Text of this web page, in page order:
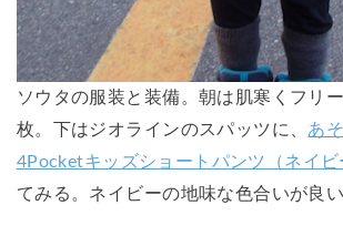
ソウタの服装と装備。朝は肌寒くフリ
枚。下はジオラインのスパッツに、 あ
4Pocketキッズショートパンツ（ネイビ
てみる。ネイビーの地味な色合いが良い